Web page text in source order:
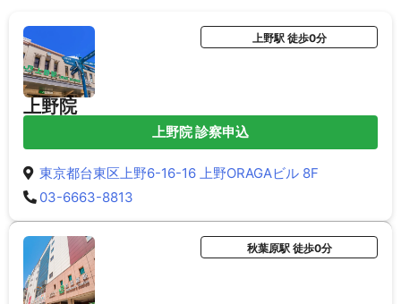
上野院
上野駅 徒歩0分
上野院 診察申込
東京都台東区上野6-16-16 上野ORAGAビル 8F
03-6663-8813
秋葉原駅 徒歩0分